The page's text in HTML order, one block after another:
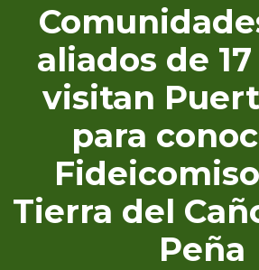
aliados de
visitan
para
Tierra del
Peña